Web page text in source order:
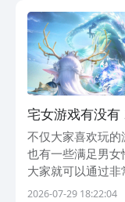
宅女游戏有没
不仅大家喜欢玩的
也有一些满足男女
大家就可以通过
非常的适合女性畅
2026-07-29 18:22:04